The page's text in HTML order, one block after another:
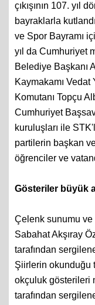
çıkışının 107. yıl
bayraklarla
ve Spor Bayramı
yıl da Cumhuriyet
Belediye Başkanı
Kaymakamı Vedat
Komutanı Topçu
Cumhuriyet
kuruluşları ile
partilerin başkan
öğrenciler ve
Gösteriler büyük
Çelenk sunumu
Sabahat Akşıray
tarafından
Şiirlerin okunduğu
okçuluk gösterileri
tarafından